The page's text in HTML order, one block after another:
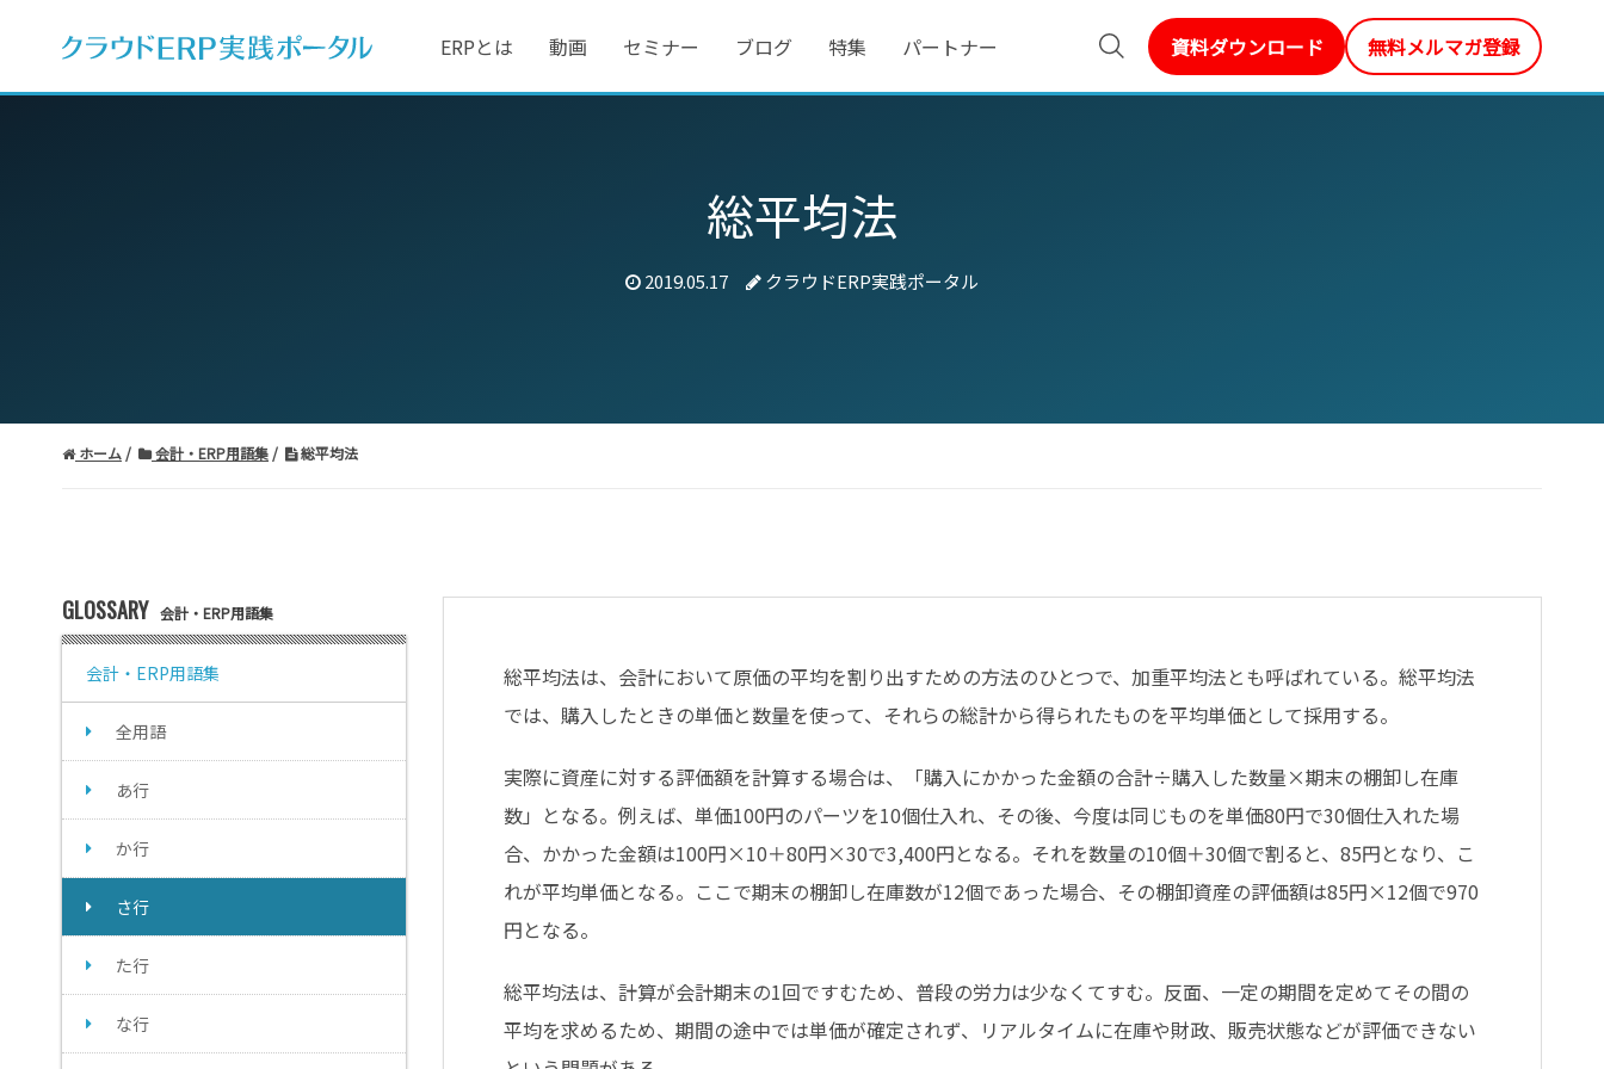
ERPとは 動画 セミナー ブログ 特集 パートナー 資料ダウンロード 無料メルマガ登録
総平均法
2019.05.17 クラウドERP実践ポータル
ホーム 会計・ERP用語集 総平均法
GLOSSARY 会計・ERP用語集
会計・ERP用語集
全用語
あ行
か行
さ行
た行
な行
総平均法は、会計において原価の平均を割り出すための方法のひとつで、加重平均法とも呼ばれている。総平均法
では、購入したときの単価と数量を使って、それらの総計から得られたものを平均単価として採用する。
実際に資産に対する評価額を計算する場合は、「購入にかかった金額の合計÷購入した数量×期末の棚卸し在庫
数」となる。例えば、単価100円のパーツを10個仕入れ、その後、今度は同じものを単価80円で30個仕入れた場
合、かかった金額は100円×10＋80円×30で3,400円となる。それを数量の10個＋30個で割ると、85円となり、こ
れが平均単価となる。ここで期末の棚卸し在庫数が12個であった場合、その棚卸資産の評価額は85円×12個で970
円となる。
総平均法は、計算が会計期末の1回ですむため、普段の労力は少なくてすむ。反面、一定の期間を定めてその間の
平均を求めるため、期間の途中では単価が確定されず、リアルタイムに在庫や財政、販売状態などが評価できない